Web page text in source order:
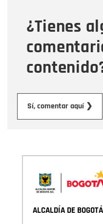
¿Tienes
Sí, comentar aquí ❯
Mensaje
ALCALDÍA DE BOGOTÁ